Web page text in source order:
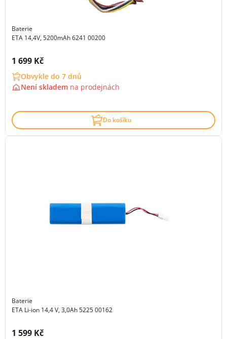
Baterie
ETA 14,4V, 5200mAh 6241 00200
Cena s DPH:
1 699 Kč
Obvykle do 7 dnů
Není skladem na prodejnách
Do košíku
Baterie
ETA Li-ion 14,4 V, 3,0Ah 5225 00162
Cena s DPH:
1 599 Kč